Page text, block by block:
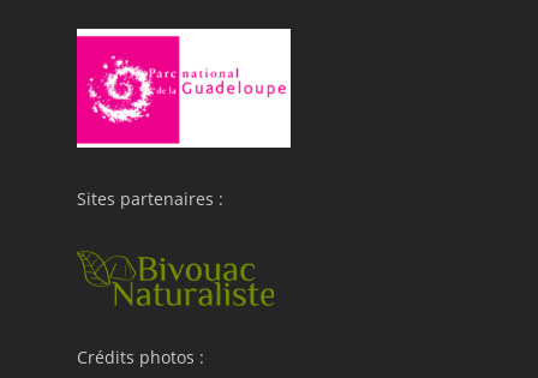
Sites partenaires :
Crédits photos :